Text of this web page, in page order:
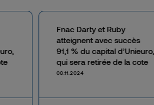
Fnac Darty et Ruby
atteignent avec succès
91,1 % du capital d’Unieuro,
qui sera retirée de la cote
08.11.2024